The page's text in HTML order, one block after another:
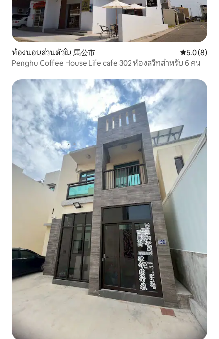
ห้องนอนส่วนตัวใน 馬公市 คะแนนเฉลี่
5.0 (8)
Penghu Coffee House Life cafe 302 ห้องสวีทสำหรับ 6 คน